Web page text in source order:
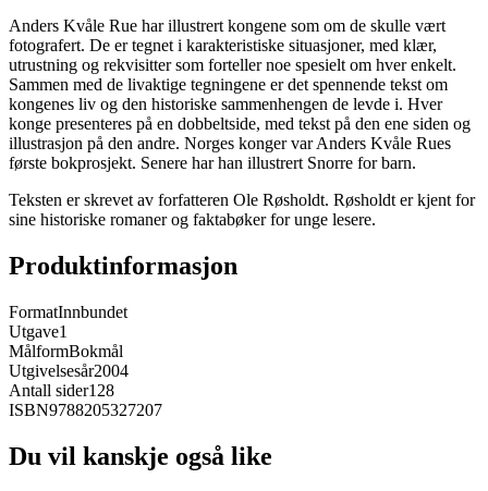
Anders Kvåle Rue har illustrert kongene som om de skulle vært
fotografert. De er tegnet i karakteristiske situasjoner, med klær,
utrustning og rekvisitter som forteller noe spesielt om hver enkelt.
Sammen med de livaktige tegningene er det spennende tekst om
kongenes liv og den historiske sammenhengen de levde i. Hver
konge presenteres på en dobbeltside, med tekst på den ene siden og
illustrasjon på den andre. Norges konger var Anders Kvåle Rues
første bokprosjekt. Senere har han illustrert Snorre for barn.
Teksten er skrevet av forfatteren Ole Røsholdt. Røsholdt er kjent for
sine historiske romaner og faktabøker for unge lesere.
Produktinformasjon
FormatInnbundet
Utgave1
MålformBokmål
Utgivelsesår2004
Antall sider128
ISBN9788205327207
Du vil kanskje også like